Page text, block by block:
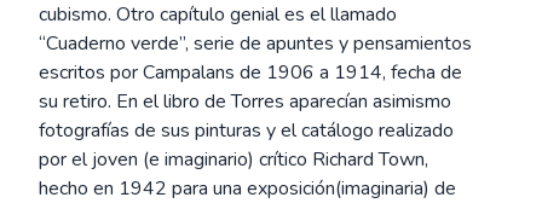
cubismo. Otro capítulo genial es el llamado
“Cuaderno verde”, serie de apuntes y pensamientos
escritos por Campalans de 1906 a 1914, fecha de
su retiro. En el libro de Torres aparecían asimismo
fotografías de sus pinturas y el catálogo realizado
por el joven (e imaginario) crítico Richard Town,
hecho en 1942 para una exposición(imaginaria) de